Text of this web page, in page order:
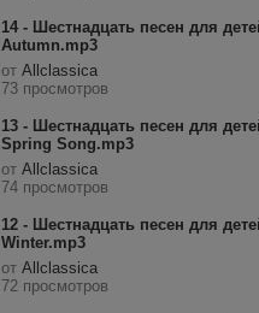
14 - Шестнадцать песен для
Autumn.mp3
от Allclassica
73 просмотров
13 - Шестнадцать песен для
Spring Song.mp3
от Allclassica
74 просмотров
12 - Шестнадцать песен для
Winter.mp3
от Allclassica
72 просмотров